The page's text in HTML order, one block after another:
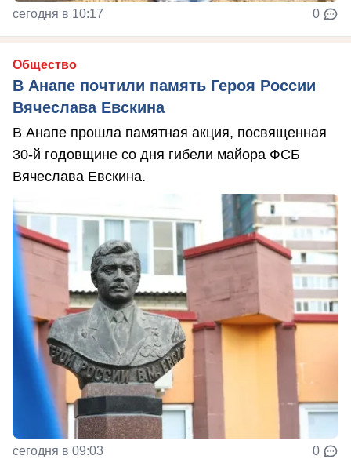
сегодня в 10:17 0
Общество
В Анапе почтили память Героя России
Вячеслава Евскина
В Анапе прошла памятная акция, посвященная
30-й годовщине со дня гибели майора ФСБ
Вячеслава Евскина.
сегодня в 09:03 0